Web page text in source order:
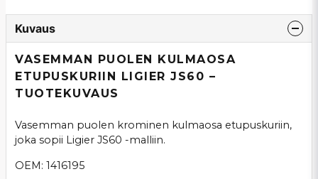
Kuvaus
VASEMMAN PUOLEN KULMAOSA
ETUPUSKURIIN LIGIER JS60 –
TUOTEKUVAUS
Vasemman puolen krominen kulmaosa etupuskuriin,
joka sopii Ligier JS60 -malliin.
OEM: 1416195